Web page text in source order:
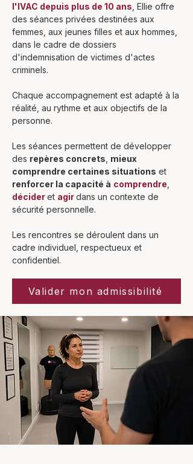
l'IVAC depuis plus de 10 ans , Ellie offre
des séances privées destinées aux
femmes, aux jeunes filles et aux hommes,
dans le cadre de dossiers
d'indemnisation de victimes d'actes
criminels.
Chaque accompagnement est adapté à la
réalité, au rythme et aux objectifs de la
personne.
Les séances permettent de développer
des repères concrets mieux
comprendre certaines situations et
renforcer la capacité à comprendre
décideret agirdans un contexte de
sécurité personnelle.
Les rencontres se déroulent dans un
cadre individuel, respectueux et
confidentiel.
Valider mon admissibilité